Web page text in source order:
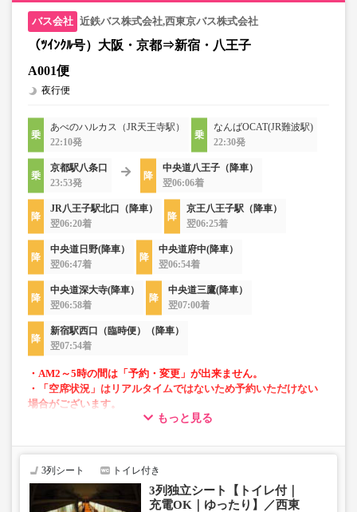
近鉄バス株式会社,西東京バス株式会社
（ﾂｲﾝｸﾙ号）大阪・京都⇒新宿・八王子
A001便
夜行便
あべのハルカス（JR天王寺駅）
22:10発
なんばOCAT(JR難波駅)
22:30発
京都駅八条口
23:53発
中央道八王子（降車）
翌06:06着
JR八王子駅北口（降車）
翌06:20着
京王八王子駅（降車）
翌06:25着
中央道日野(降車）
翌06:47着
中央道府中(降車）
翌06:54着
中央道深大寺(降車）
翌06:58着
中央道三鷹(降車）
翌07:00着
新宿駅西口（臨時便）（降車）
翌07:54着
・AM2～5時の間は「予約・変更」が出来ません。
・「空席状況」はリアルタイムではないため予約いただけない
場合がございます。
・車両は予告なく変更となる場合がございます。これに伴い、
じめご了承ください。
もっと見る
3列シート トイレ付き
3列独立シート【トイレ付｜
充電OK｜ゆったり】／西東